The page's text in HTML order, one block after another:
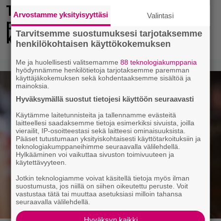
Teemu Selänteen Veera-tytär
pääsi presidentin kainaloon –
katso kuva
Arvostamme yksityisyyttäsi Valintasi
Tarvitsemme suostumuksesi tarjotaksemme
henkilökohtaisen käyttökokemuksen
Me ja huolellisesti valitsemamme88 teknologiakumppania
hyödynnämme henkilötietoja tarjotaksemme paremman
käyttäjäkokemuksen sekä kohdentaaksemme sisältöä ja
mainoksia.
Hyväksymällä suostut tietojesi käyttöön seuraavasti
Käytämme laitetunnisteita ja tallennamme evästeitä
laitteellesi saadaksemme tietoja esimerkiksi sivuista, joilla
vierailit, IP-osoitteestasi sekä laitteesi ominaisuuksista.
Pääset tutustumaan yksityiskohtaisesti käyttötarkoituksiin ja
teknologiakumppaneihimme seuraavalla välilehdellä.
Hylkääminen voi vaikuttaa sivuston toimivuuteen ja
käytettävyyteen.
Jotkin teknologiamme voivat käsitellä tietoja myös ilman
suostumusta, jos niillä on siihen oikeutettu peruste. Voit
vastustaa tätä tai muuttaa asetuksiasi milloin tahansa
seuraavalla välilehdellä.